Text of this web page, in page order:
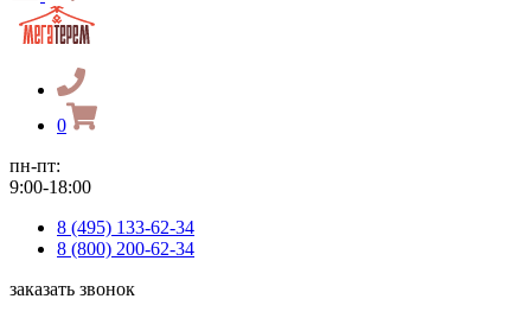
0
пн-пт:
9:00-18:00
8 (495) 133-62-34
8 (800) 200-62-34
заказать звонок